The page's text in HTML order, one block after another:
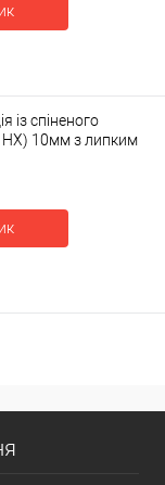
із спіненого
НХ) 10мм з липким